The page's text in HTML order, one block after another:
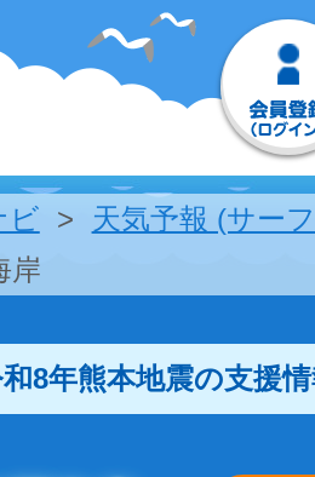
ビ
天気予報 (サー
岸
8年熊本地震の支援